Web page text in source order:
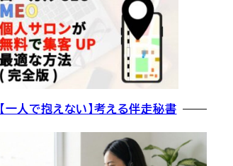
【一人で抱えない】考える伴走秘書